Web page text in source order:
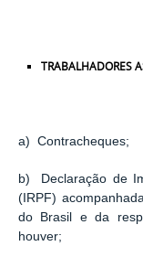
TRABALHADORES
a) Contracheques;
b) Declaração de
(IRPF)
do Brasil e da
houver;